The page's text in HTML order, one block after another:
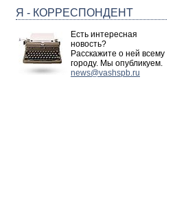
Я - КОРРЕСПОНДЕНТ
Есть интересная
новость?
Расскажите о ней всему
городу. Мы опубликуем.
news@vashspb.ru